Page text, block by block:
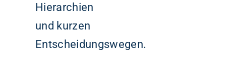
Hierarchien
und kurzen
Entscheidungswegen.